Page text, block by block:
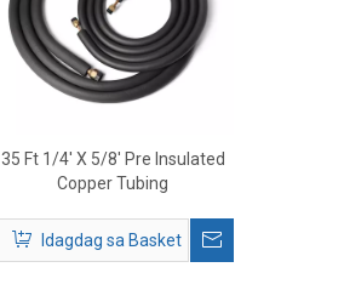
35 Ft 1/4' X 5/8' Pre Insulated
Copper Tubing
Idagdag sa Basket